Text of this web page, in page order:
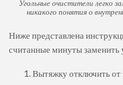
Угольные очистители легко
никакого понятия о
Ниже представлена
считанные минуты заменить
Вытяжку отключить от